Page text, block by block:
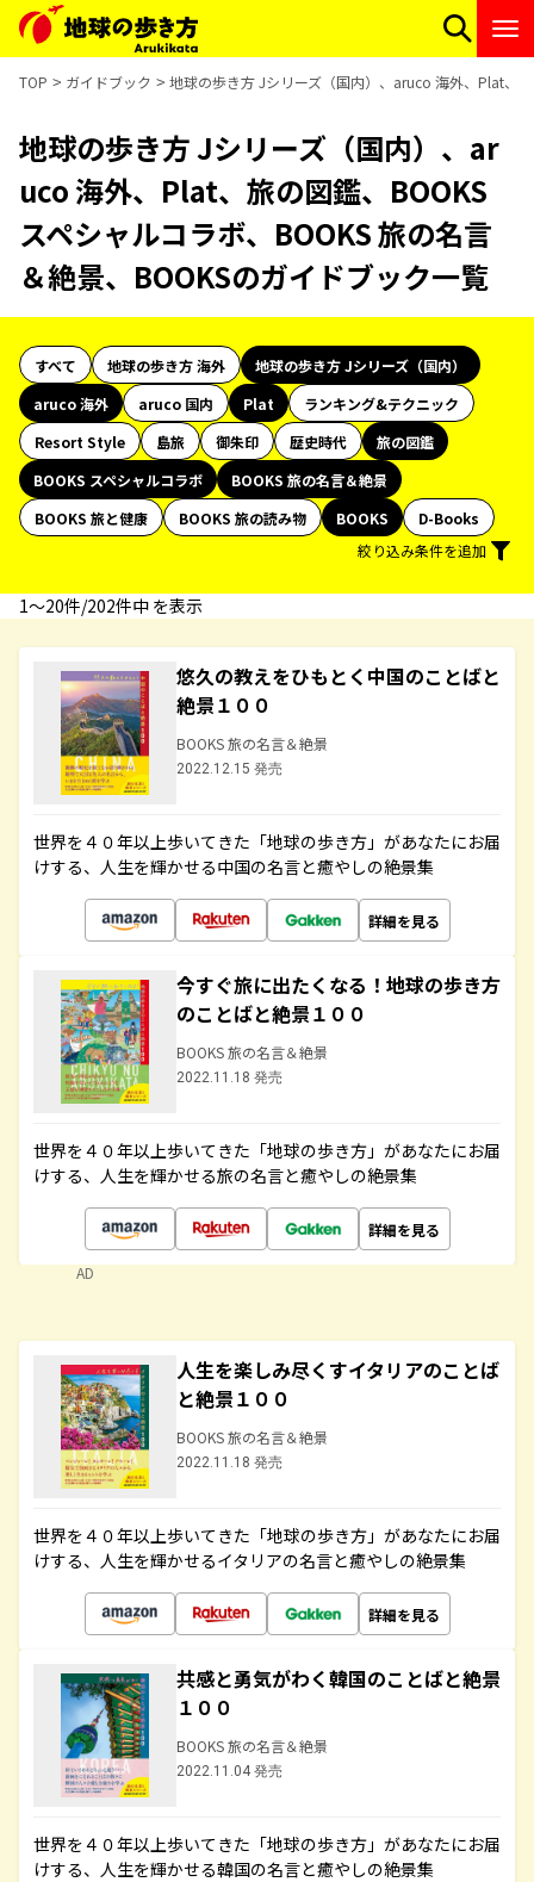
TOP ガイドブック 地球の歩き方 Jシリーズ（国内）、aruco 海外、Plat、
地球の歩き方 Jシリーズ（国内）、ar
uco 海外、Plat、旅の図鑑、BOOKS
スペシャルコラボ、BOOKS 旅の名言
＆絶景、BOOKSのガイドブック一覧
すべて 地球の歩き方 海外
地球の歩き方 Jシリーズ（国内）
aruco 海外
aruco 国内 Plat
ランキング&テクニック
Resort Style
島旅 御朱印 歴史時代
旅の図鑑
BOOKS スペシャルコラボ
BOOKS 旅の名言＆絶景
BOOKS 旅と健康
BOOKS 旅の読み物 BOOKS
D-Books
絞り込み条件を追加
1〜20件/202件中 を表示
悠久の教えをひもとく中国のことばと
絶景１００
BOOKS 旅の名言＆絶景
2022.12.15 発売
世界を４０年以上歩いてきた「地球の歩き方」があなたにお届
けする、人生を輝かせる中国の名言と癒やしの絶景集
詳細を見る
今すぐ旅に出たくなる！地球の歩き方
のことばと絶景１００
BOOKS 旅の名言＆絶景
2022.11.18 発売
世界を４０年以上歩いてきた「地球の歩き方」があなたにお届
けする、人生を輝かせる旅の名言と癒やしの絶景集
詳細を見る
AD
人生を楽しみ尽くすイタリアのことば
と絶景１００
BOOKS 旅の名言＆絶景
2022.11.18 発売
世界を４０年以上歩いてきた「地球の歩き方」があなたにお届
けする、人生を輝かせるイタリアの名言と癒やしの絶景集
詳細を見る
共感と勇気がわく韓国のことばと絶景
１００
BOOKS 旅の名言＆絶景
2022.11.04 発売
世界を４０年以上歩いてきた「地球の歩き方」があなたにお届
けする、人生を輝かせる韓国の名言と癒やしの絶景集